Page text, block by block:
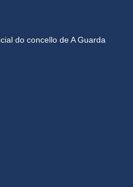
do concello de A Guarda